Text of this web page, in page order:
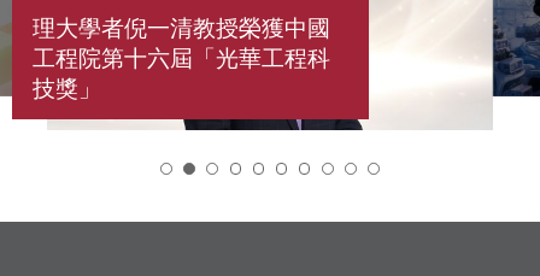
理大學者倪一清教授榮獲中國
工程院第十六屆「光華工程科
技獎」